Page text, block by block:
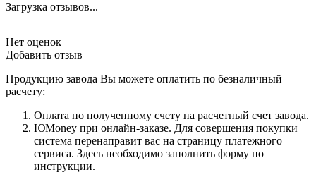
Загрузка отзывов...
Нет оценок
Добавить отзыв
Продукцию завода Вы можете оплатить по безналичный
расчету:
Оплата по полученному счету на расчетный счет завода.
ЮMoney при онлайн-заказе. Для совершения покупки
система перенаправит вас на страницу платежного
сервиса. Здесь необходимо заполнить форму по
инструкции.